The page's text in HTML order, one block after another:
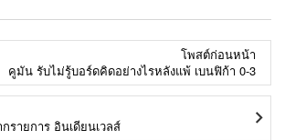
โพสต์ก่อนหน้า
คูมัน รับไม่รู้บอร์ดคิดอย่างไรหลังแพ้ เบนฟิก้า 0-3
รายการ อินเดียนเวลส์